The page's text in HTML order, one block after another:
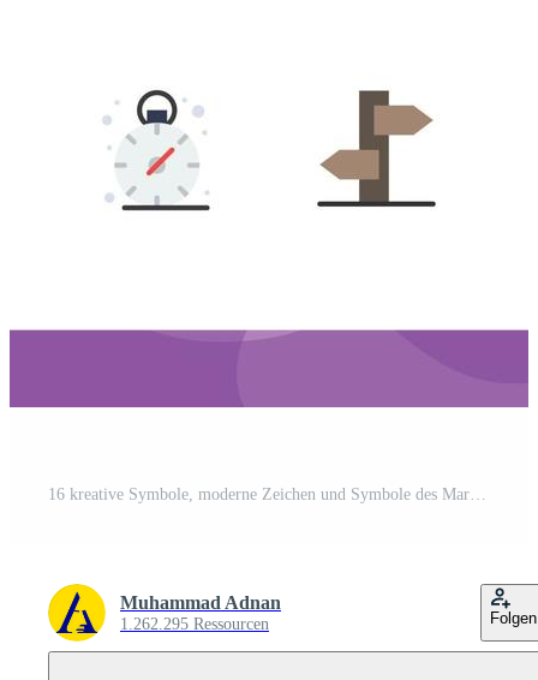
16 kreative Symbole, moderne Zeichen und Symbole des Marketings, Pfeil, Glühbirne, Standort, Kompass, editierbares Paket kreativer Vektordesign-Elemente Kostenloser Vektor
Muhammad Adnan
1.262.295 Ressourcen Folgen